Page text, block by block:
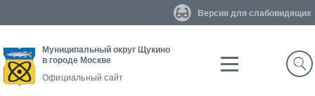
Версия для слабовидящих
Муниципальный округ Щукино
в городе Москве
Официальный сайт
Search